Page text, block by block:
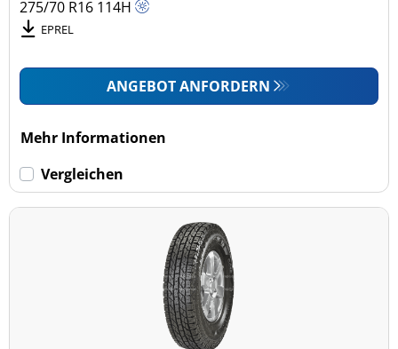
275/70 R16 114H
EPREL
ANGEBOT ANFORDERN
Mehr Informationen
Vergleichen